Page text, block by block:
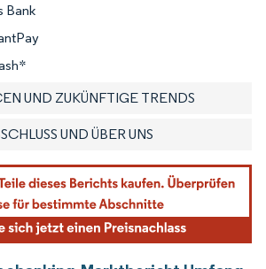
Bank
UND ZUKÜNFTIGE TRENDS
UND ÜBER UNS